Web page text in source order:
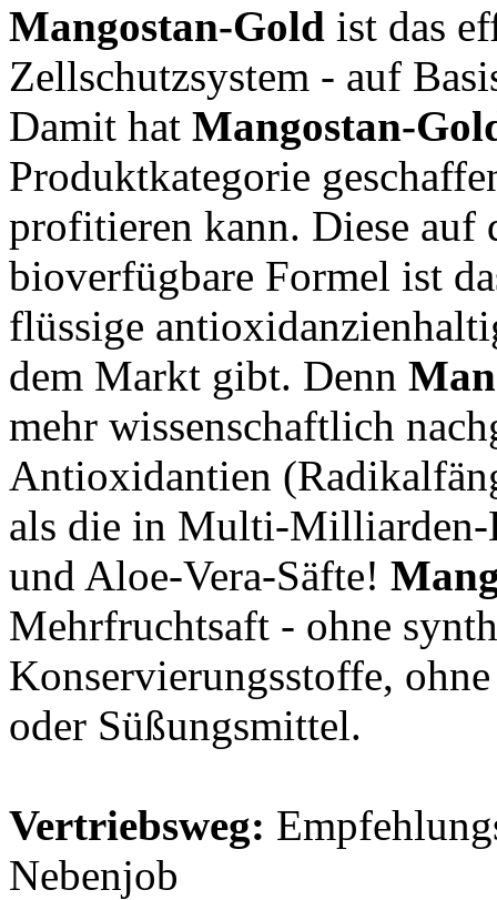
Mangostan-Gold ist das
Zellschutzsystem - auf
Damit hat Mangostan-
Produktkategorie
profitieren kann. Diese auf
bioverfügbare Formel ist
flüssige
dem Markt gibt. Denn
mehr wissenschaftlich
Antioxidantien
als die in Multi-Milliarden-
und Aloe-Vera-Säfte!
Mehrfruchtsaft - ohne
Konservierungsstoffe,
oder Süßungsmittel.
Vertriebsweg:
Nebenjob